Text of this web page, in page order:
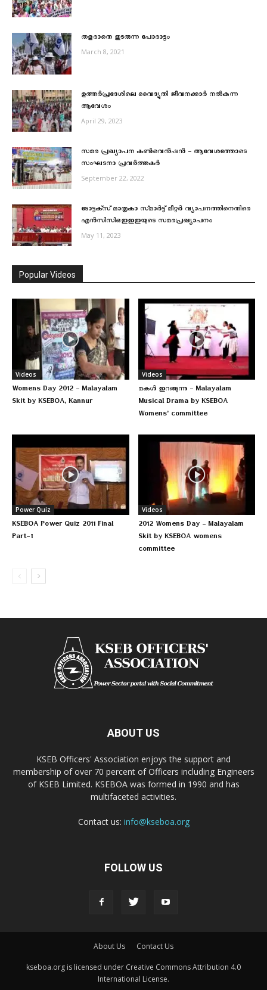
തളരാതെ തുടരുന്ന പോരാട്ടം
March 8, 2021
ഉത്തർപ്രദേശിലെ വൈദ്യുതി ജീവനക്കാർ നല്‍കുന്ന
ആവേശം
April 29, 2023
സമര പ്രഖ്യാപന കൺവെൻഷൻ – ആവേശത്തോടെ
സംഘടനാ പ്രവർത്തകർ
September 22, 2022
ടോട്ടക്‌സ്‌ മാതൃകാ സ്‌മാർട്ട്‌ മീറ്റർ വ്യാപനത്തിനെതിരെ
എൻസിസിഒഇഇഇയുടെ സമരപ്രഖ്യാപനം
May 11, 2023
Popular Videos
Videos
Womens Day 2012 – Malayalam
Skit by KSEBOA, Kannur
Videos
മകള്‍ ഇറങ്ങുന്നു – Malayalam
Musical Drama by KSEBOA
Womens’ committee
Power Quiz
KSEBOA Power Quiz 2011 Final
Part-1
Videos
2012 Womens Day – Malayalam
Skit by KSEBOA womens
committee
ABOUT US
KSEB Officers' Association enjoys the support and
membership of over 70 percent of Officers including Engineers
of KSEB Limited. KSEBOA was formed in 1990 and has
multifaceted activities.
Contact us: info@kseboa.org
FOLLOW US
About Us Contact Us
kseboa.org is licensed under Creative Commons Attribution 4.0
International License.